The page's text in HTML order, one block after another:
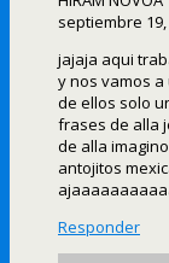
septiembre 19,
jajaja aqui
y nos vamos
de ellos solo
frases de alla
de alla
antojitos
Responder